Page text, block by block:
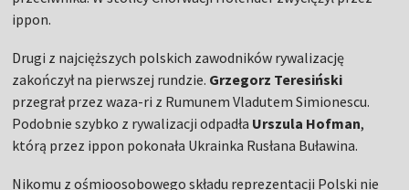
ippon.
Drugi z najcięższych polskich zawodników rywalizację
zakończył na pierwszej rundzie. Grzegorz Teresiński
przegrał przez waza-ri z Rumunem Vladutem Simionescu.
Podobnie szybko z rywalizacji odpadła Urszula Hofman,
którą przez ippon pokonała Ukrainka Rusłana Buławina.
Nikomu z ośmioosobowego składu reprezentacji Polski nie